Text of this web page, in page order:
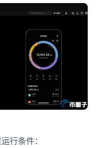
行条件：